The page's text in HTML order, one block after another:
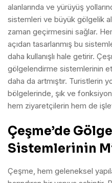
alanlarında ve yürüyüş
sistemleri ve büyük gölgelik
zaman geçirmesini sağlar.
açıdan tasarlanmış bu
daha kullanışlı hale getirir.
gölgelendirme sistemlerinin
daha da artmıştır. Turistlerin
bölgelerinde, şık ve
hem ziyaretçilerin hem de
Çeşme’de
Sistemlerinin
Çeşme, hem geleneksel